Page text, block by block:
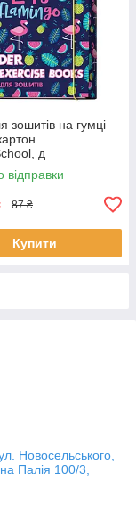
зошитів на гумці
д
відправки
87 ₴
Купити
Новосельського,
Палія 100/3,